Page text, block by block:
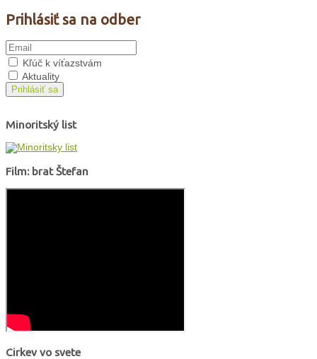
Prihlásiť sa na odber
Kľúč k víťazstvám
Aktuality
Prihlásiť sa
Minoritský list
Film: brat Štefan
Cirkev vo svete